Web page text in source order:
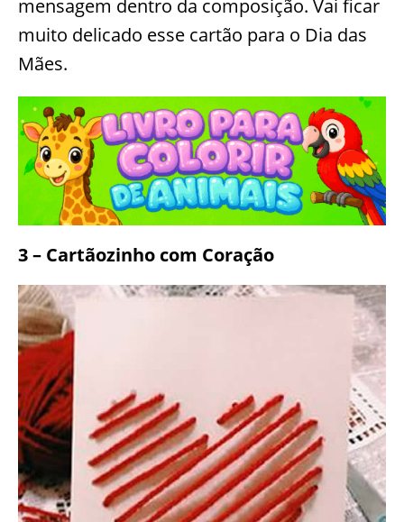
mensagem dentro da composição. Vai ficar
muito delicado esse cartão para o Dia das
Mães.
3 – Cartãozinho com Coração